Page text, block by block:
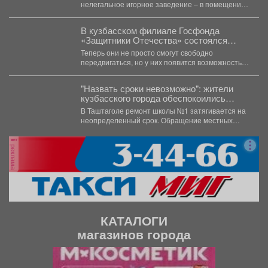
нелегальное игорное заведение – в помещении
В кузбасском филиале Госфонда
«Защитники Отечества» состоялся
тест-драйв высокотехнологичных
технических средств реабилитации для
ветеранов специальной военной
операции с нарушениями опорно-
двигательн
Теперь они не просто смогут свободно
передвигаться, но у них появится возможность и
"Назвать сроки невозможно": жители
кузбасского города обеспокоились
судьбой школы
В Таштаголе ремонт школы №1 затягивается на
неопределенный срок. Обращение местных
реклама
КАТАЛОГИ
магазинов города